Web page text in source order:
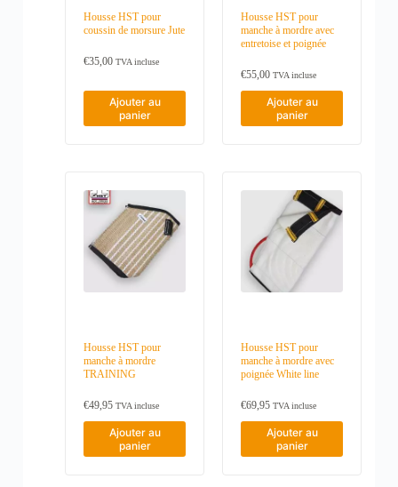
Housse HST pour
coussin de morsure Jute
€35,00 TVA incluse
Ajouter au
panier
Housse HST pour
manche à mordre avec
entretoise et poignée
€55,00 TVA incluse
Ajouter au
panier
Housse HST pour
manche à mordre
TRAINING
€49,95 TVA incluse
Ajouter au
panier
Housse HST pour
manche à mordre avec
poignée White line
€69,95 TVA incluse
Ajouter au
panier